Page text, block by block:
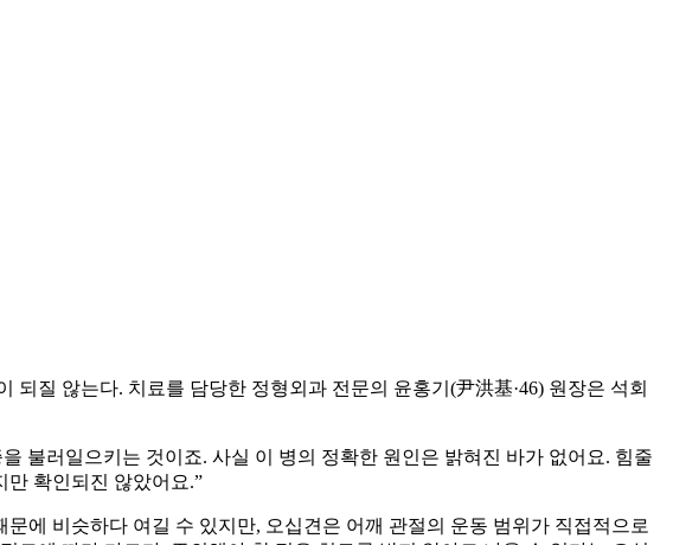
질 않는다. 치료를 담당한 정형외과 전문의 윤홍기(尹洪基·46) 원장은 석회
불러일으키는 것이죠. 사실 이 병의 정확한 원인은 밝혀진 바가 없어요. 힘줄
만 확인되진 않았어요.”
에 비슷하다 여길 수 있지만, 오십견은 어깨 관절의 운동 범위가 직접적으로